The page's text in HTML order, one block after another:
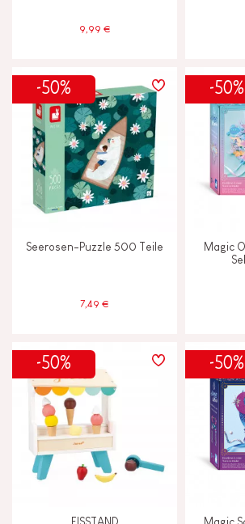
9,99 €
-50%
Seerosen-Puzzle 500 Teile
7,49 €
-50%
Magic
-50% -50%